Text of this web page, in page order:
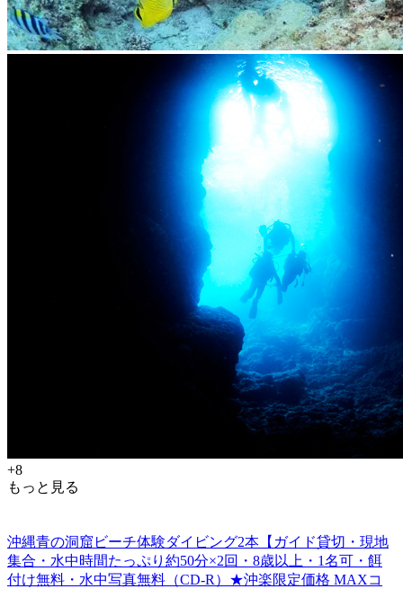
+8
もっと見る
沖縄青の洞窟ビーチ体験ダイビング2本【ガイド貸切・現地
集合・水中時間たっぷり約50分×2回・8歳以上・1名可・餌
付け無料・水中写真無料（CD-R）★沖楽限定価格 MAXコ